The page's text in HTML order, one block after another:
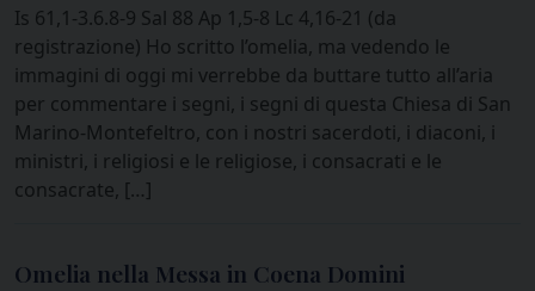
Is 61,1-3.6.8-9 Sal 88 Ap 1,5-8 Lc 4,16-21 (da
registrazione) Ho scritto l’omelia, ma vedendo le
immagini di oggi mi verrebbe da buttare tutto all’aria
per commentare i segni, i segni di questa Chiesa di San
Marino-Montefeltro, con i nostri sacerdoti, i diaconi, i
ministri, i religiosi e le religiose, i consacrati e le
consacrate, […]
Omelia nella Messa in Coena Domini